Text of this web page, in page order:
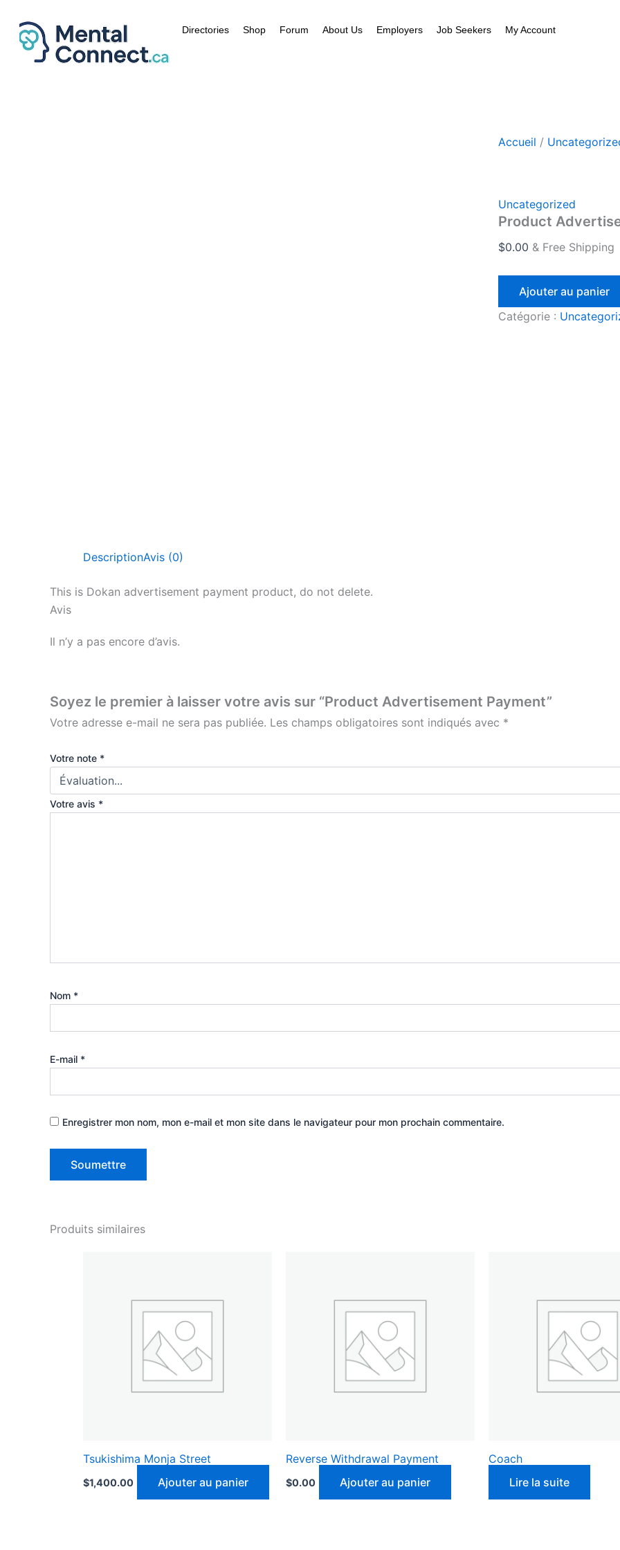
contenu
Directories Shop Forum About Us Employers Job Seekers My Account
Accueil /
Uncategorized
Product
$0.00 & Free Shipping
Product
Ajouter au panier
Catégorie :
DescriptionAvis (0)
This is Dokan advertisement payment product, do not delete.
Avis
Il n’y a pas encore d’avis.
Soyez le premier à laisser votre avis sur “Product Advertisement Payment”
Votre adresse e-mail ne sera pas publiée. Les champs obligatoires sont indiqués avec *
Votre note *
Votre avis *
Nom *
E-mail *
Enregistrer mon nom, mon e-mail et mon site dans le navigateur pour mon prochain commentaire.
Produits similaires
Tsukishima Monja Street
$1,400.00 Ajouter au panier
Reverse Withdrawal Payment
$0.00 Ajouter au panier
Coach
Lire la suite